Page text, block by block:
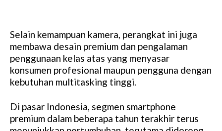
Selain kemampuan kamera, perangkat ini juga
membawa desain premium dan pengalaman
penggunaan kelas atas yang menyasar
konsumen profesional maupun pengguna dengan
kebutuhan multitasking tinggi.
Di pasar Indonesia, segmen smartphone
premium dalam beberapa tahun terakhir terus